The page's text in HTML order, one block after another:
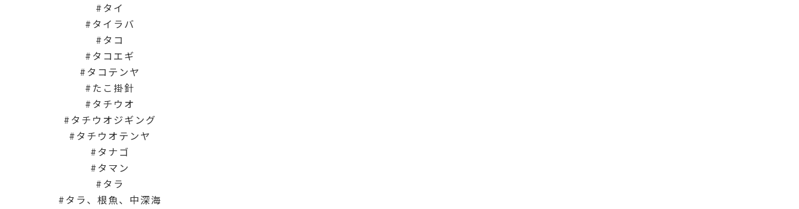
タイ
タイラバ
タコ
タコエギ
タコテンヤ
たこ掛針
タチウオ
タチウオジギング
タチウオテンヤ
タナゴ
タマン
タラ
タラ、根魚、中深海